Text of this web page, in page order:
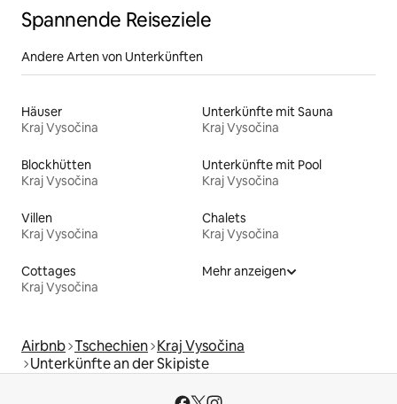
Spannende Reiseziele
Andere Arten von Unterkünften
Häuser
Kraj Vysočina
Unterkünfte mit Sauna
Kraj Vysočina
Blockhütten
Kraj Vysočina
Unterkünfte mit Pool
Kraj Vysočina
Villen
Kraj Vysočina
Chalets
Kraj Vysočina
Cottages
Kraj Vysočina
Mehr anzeigen
Airbnb Tschechien Kraj Vysočina
Unterkünfte an der Skipiste